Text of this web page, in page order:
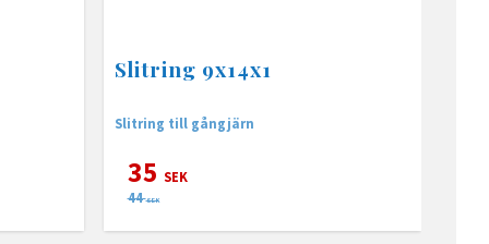
Slitring 9x14x1
Slitring till gångjärn
35 SEK
44 SEK